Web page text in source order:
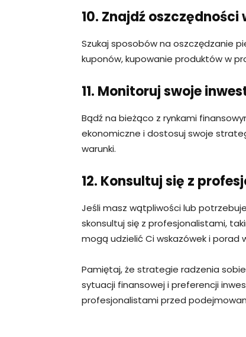
10. Znajdź
Szukaj sposobów na oszczędzanie
kuponów, kupowanie produktów w
11. Monitoruj swoje
Bądź na bieżąco z rynkami
ekonomiczne i dostosuj swoje
warunki.
12. Konsultuj się z
Jeśli masz wątpliwości lub
skonsultuj się z profesjonalistami,
mogą udzielić Ci wskazówek i porad
Pamiętaj, że strategie radzenia
sytuacji finansowej i preferencji
profesjonalistami przed